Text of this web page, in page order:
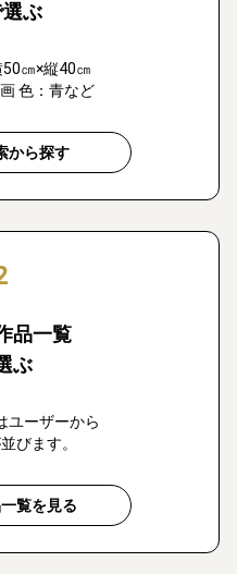
ぶ
㎝×縦40㎝
色：青など
から探す
品一覧
ぶ
ユーザーから
びます。
覧を見る